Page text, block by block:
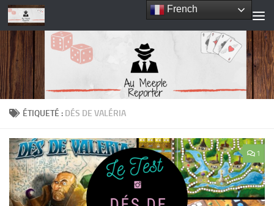
Skip to content
ÉTIQUETÉ : DÉS DE VALÉRIA
1
French